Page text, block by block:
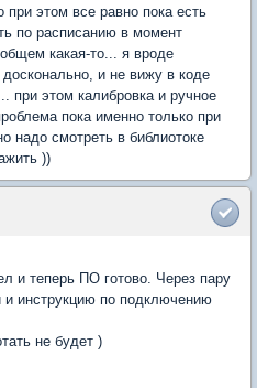
этом все равно пока есть
по расписанию в момент
какая-то... я вроде
и не вижу в коде
при этом калибровка и ручное
пока именно только при
надо смотреть в библиотоке
))
и теперь ПО готово. Через пару
инструкцию по подключению
не будет )